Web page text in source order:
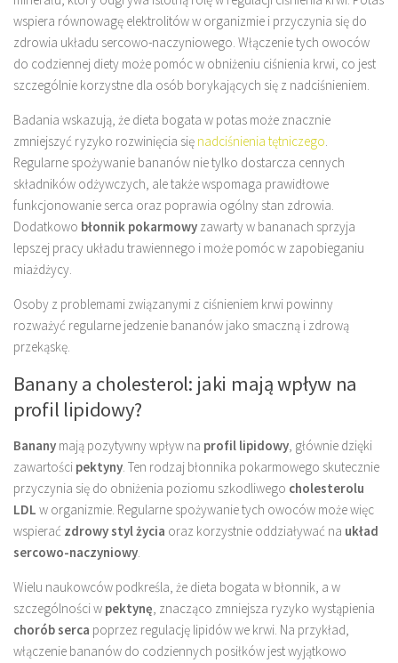
wspiera równowagę elektrolitów w organizmie i przyczynia się do
zdrowia układu sercowo-naczyniowego. Włączenie tych owoców
do codziennej diety może pomóc w obniżeniu ciśnienia krwi, co jest
szczególnie korzystne dla osób borykających się z nadciśnieniem.
Badania wskazują, że dieta bogata w potas może znacznie
zmniejszyć ryzyko rozwinięcia się nadciśnienia tętniczego.
Regularne spożywanie bananów nie tylko dostarcza cennych
składników odżywczych, ale także wspomaga prawidłowe
funkcjonowanie serca oraz poprawia ogólny stan zdrowia.
Dodatkowo błonnik pokarmowy zawarty w bananach sprzyja
lepszej pracy układu trawiennego i może pomóc w zapobieganiu
miażdżycy.
Osoby z problemami związanymi z ciśnieniem krwi powinny
rozważyć regularne jedzenie bananów jako smaczną i zdrową
przekąskę.
Banany a cholesterol: jaki mają wpływ na
profil lipidowy?
Banany mają pozytywny wpływ na profil lipidowy, głównie dzięki
zawartości pektyny. Ten rodzaj błonnika pokarmowego skutecznie
przyczynia się do obniżenia poziomu szkodliwego cholesterolu
LDL w organizmie. Regularne spożywanie tych owoców może więc
wspierać zdrowy styl życia oraz korzystnie oddziaływać na układ
sercowo-naczyniowy.
Wielu naukowców podkreśla, że dieta bogata w błonnik, a w
szczególności w pektynę, znacząco zmniejsza ryzyko wystąpienia
chorób serca poprzez regulację lipidów we krwi. Na przykład,
włączenie bananów do codziennych posiłków jest wyjątkowo